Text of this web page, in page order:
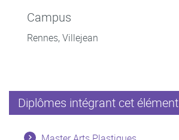
Campus
Rennes, Villejean
Diplômes intégrant cet élément